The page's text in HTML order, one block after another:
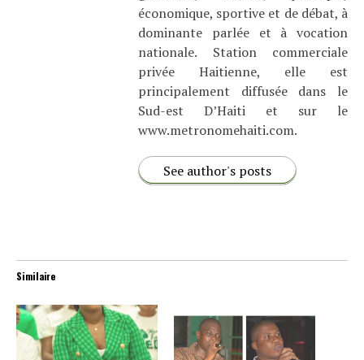
économique, sportive et de débat, à
dominante parlée et à vocation
nationale. Station commerciale
privée Haitienne, elle est
principalement diffusée dans le
Sud-est D’Haiti et sur le
www.metronomehaiti.com.
See author's posts
Similaire